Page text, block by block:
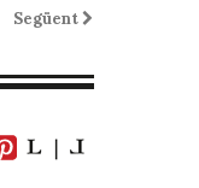
Següent